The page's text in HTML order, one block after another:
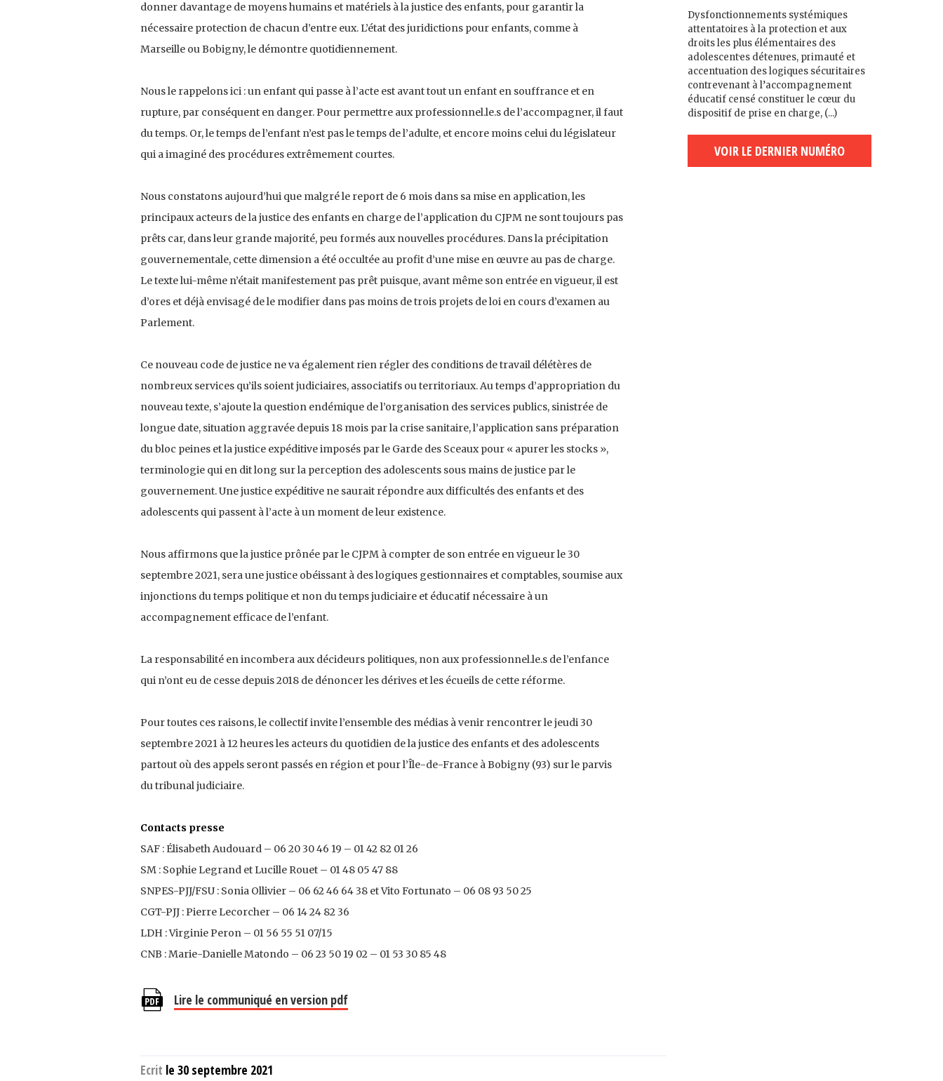
donner davantage de moyens humains et matériels à la justice des enfants, pour garantir la
nécessaire protection de chacun d’entre eux. L’état des juridictions pour enfants, comme à
Marseille ou Bobigny, le démontre quotidiennement.
Nous le rappelons ici : un enfant qui passe à l’acte est avant tout un enfant en souffrance et en
rupture, par conséquent en danger. Pour permettre aux professionnel.le.s de l’accompagner, il faut
du temps. Or, le temps de l’enfant n’est pas le temps de l’adulte, et encore moins celui du législateur
qui a imaginé des procédures extrêmement courtes.
Nous constatons aujourd’hui que malgré le report de 6 mois dans sa mise en application, les
principaux acteurs de la justice des enfants en charge de l’application du CJPM ne sont toujours pas
prêts car, dans leur grande majorité, peu formés aux nouvelles procédures. Dans la précipitation
gouvernementale, cette dimension a été occultée au profit d’une mise en œuvre au pas de charge.
Le texte lui-même n’était manifestement pas prêt puisque, avant même son entrée en vigueur, il est
d’ores et déjà envisagé de le modifier dans pas moins de trois projets de loi en cours d’examen au
Parlement.
Ce nouveau code de justice ne va également rien régler des conditions de travail délétères de
nombreux services qu’ils soient judiciaires, associatifs ou territoriaux. Au temps d’appropriation du
nouveau texte, s’ajoute la question endémique de l’organisation des services publics, sinistrée de
longue date, situation aggravée depuis 18 mois par la crise sanitaire, l’application sans préparation
du bloc peines et la justice expéditive imposés par le Garde des Sceaux pour « apurer les stocks »,
terminologie qui en dit long sur la perception des adolescents sous mains de justice par le
gouvernement. Une justice expéditive ne saurait répondre aux difficultés des enfants et des
adolescents qui passent à l’acte à un moment de leur existence.
Nous affirmons que la justice prônée par le CJPM à compter de son entrée en vigueur le 30
septembre 2021, sera une justice obéissant à des logiques gestionnaires et comptables, soumise aux
injonctions du temps politique et non du temps judiciaire et éducatif nécessaire à un
accompagnement efficace de l’enfant.
La responsabilité en incombera aux décideurs politiques, non aux professionnel.le.s de l’enfance
qui n’ont eu de cesse depuis 2018 de dénoncer les dérives et les écueils de cette réforme.
Pour toutes ces raisons, le collectif invite l’ensemble des médias à venir rencontrer le jeudi 30
septembre 2021 à 12 heures les acteurs du quotidien de la justice des enfants et des adolescents
partout où des appels seront passés en région et pour l’Île-de-France à Bobigny (93) sur le parvis
du tribunal judiciaire.
Contacts presse
SAF : Élisabeth Audouard – 06 20 30 46 19 – 01 42 82 01 26
SM : Sophie Legrand et Lucille Rouet – 01 48 05 47 88
SNPES-PJJ/FSU : Sonia Ollivier – 06 62 46 64 38 et Vito Fortunato – 06 08 93 50 25
CGT-PJJ : Pierre Lecorcher – 06 14 24 82 36
LDH : Virginie Peron – 01 56 55 51 07/15
CNB : Marie-Danielle Matondo – 06 23 50 19 02 – 01 53 30 85 48
Lire le communiqué en version pdf
Ecrit le 30 septembre 2021
Dysfonctionnements systémiques
attentatoires à la protection et aux
droits les plus élémentaires des
adolescent·es détenu·es, primauté et
accentuation des logiques sécuritaires
contrevenant à l’accompagnement
éducatif censé constituer le cœur du
dispositif de prise en charge, (...)
VOIR LE DERNIER NUMÉRO